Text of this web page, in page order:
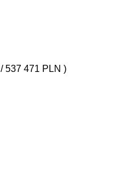
/537 471 PLN )